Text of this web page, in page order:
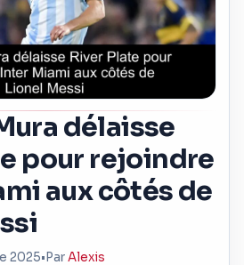
délaisse
pour rejoindre
aux côtés de
2025• ParAlexis